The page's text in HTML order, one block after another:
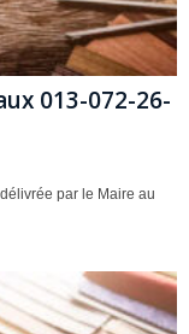
013-072-26-
par le Maire au